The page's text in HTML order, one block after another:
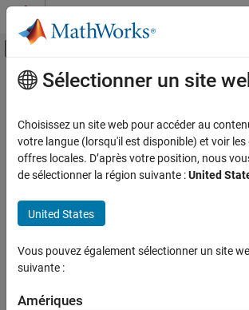
Passer au contenu
Activer/désactiver
Ressource
Contenu principal
Sélectionner un site
Choisissez un site web pour accéder au
votre langue (lorsqu'il est disponible) et voir les
offres locales. D’après votre position, nous
de sélectionner la région suivante :United
United States
Vous pouvez également sélectionner un site
suivante :
Amériques